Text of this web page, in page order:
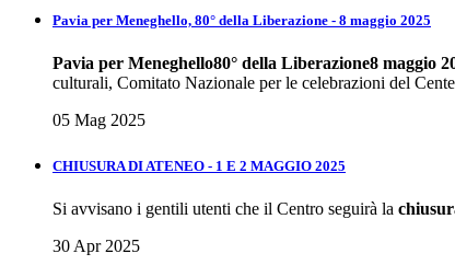
Pavia per Meneghello, 80° della Liberazione - 8 maggio 2025
Pavia per Meneghello80° della Liberazione8 maggio
culturali, Comitato Nazionale per le celebrazioni del
05 Mag 2025
CHIUSURA DI ATENEO - 1 E 2 MAGGIO 2025
Si avvisano i gentili utenti che il Centro seguirà la
30 Apr 2025